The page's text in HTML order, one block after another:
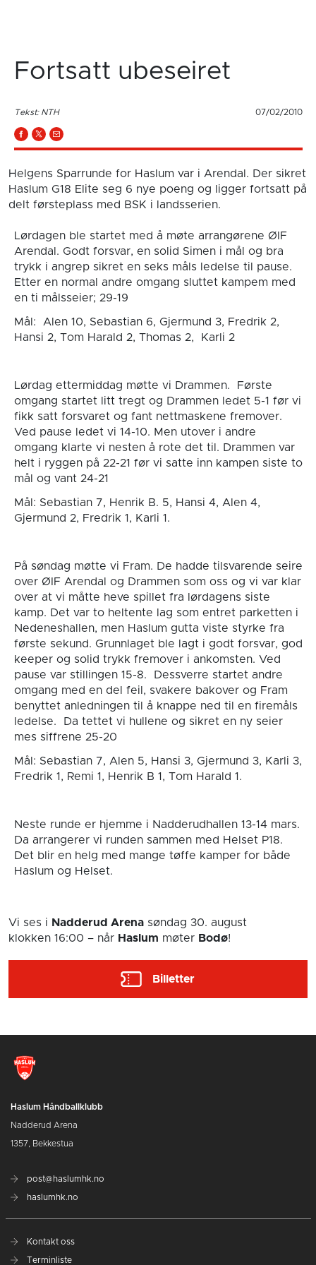
Fortsatt ubeseiret
Tekst: NTH 07/02/2010
Helgens Sparrunde for Haslum var i Arendal. Der sikret
Haslum G18 Elite seg 6 nye poeng og ligger fortsatt på
delt førsteplass med BSK i landsserien.
Lørdagen ble startet med å møte arrangørene ØIF
Arendal. Godt forsvar, en solid Simen i mål og bra
trykk i angrep sikret en seks måls ledelse til pause.
Etter en normal andre omgang sluttet kampem med
en ti målsseier; 29-19
Mål: Alen 10, Sebastian 6, Gjermund 3, Fredrik 2,
Hansi 2, Tom Harald 2, Thomas 2, Karli 2
Lørdag ettermiddag møtte vi Drammen. Første
omgang startet litt tregt og Drammen ledet 5-1 før vi
fikk satt forsvaret og fant nettmaskene fremover.
Ved pause ledet vi 14-10. Men utover i andre
omgang klarte vi nesten å rote det til. Drammen var
helt i ryggen på 22-21 før vi satte inn kampen siste to
mål og vant 24-21
Mål: Sebastian 7, Henrik B. 5, Hansi 4, Alen 4,
Gjermund 2, Fredrik 1, Karli 1.
På søndag møtte vi Fram. De hadde tilsvarende seire
over ØIF Arendal og Drammen som oss og vi var klar
over at vi måtte heve spillet fra lørdagens siste
kamp. Det var to heltente lag som entret parketten i
Nedeneshallen, men Haslum gutta viste styrke fra
første sekund. Grunnlaget ble lagt i godt forsvar, god
keeper og solid trykk fremover i ankomsten. Ved
pause var stillingen 15-8. Dessverre startet andre
omgang med en del feil, svakere bakover og Fram
benyttet anledningen til å knappe ned til en firemåls
ledelse. Da tettet vi hullene og sikret en ny seier
mes siffrene 25-20
Mål: Sebastian 7, Alen 5, Hansi 3, Gjermund 3, Karli 3,
Fredrik 1, Remi 1, Henrik B 1, Tom Harald 1.
Neste runde er hjemme i Nadderudhallen 13-14 mars.
Da arrangerer vi runden sammen med Helset P18.
Det blir en helg med mange tøffe kamper for både
Haslum og Helset.
Vi ses i Nadderud Arena søndag 30. august
klokken 16:00 – når Haslum møter Bodø!
Billetter
Haslum Håndballklubb
Nadderud Arena
1357, Bekkestua
post@haslumhk.no
haslumhk.no
Kontakt oss
Terminliste